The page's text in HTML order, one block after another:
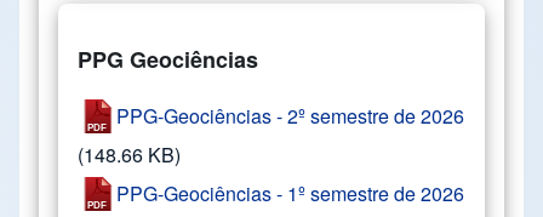
PPG Geociências
PPG-Geociências - 2º semestre de 2026
(148.66 KB)
PPG-Geociências - 1º semestre de 2026